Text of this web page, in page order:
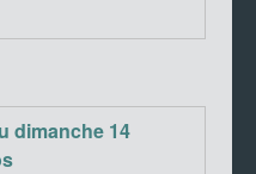
dimanche 14